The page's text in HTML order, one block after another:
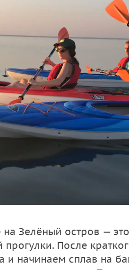
на Зелёный остров —
После
и начинаем сплав на